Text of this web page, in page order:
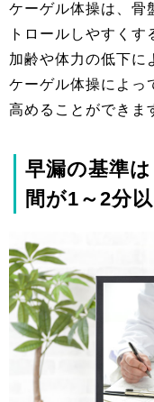
ケーゲル体操は、骨
トロールしやすくす
加齢や体力の低下に
ケーゲル体操によっ
高めることができま
早漏の基準
間が1～2分以